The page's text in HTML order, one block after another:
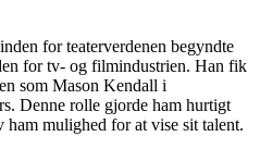
for teaterverdenen begyndte
for tv- og filmindustrien. Han fik
som Mason Kendall i
Denne rolle gjorde ham hurtigt
mulighed for at vise sit talent.